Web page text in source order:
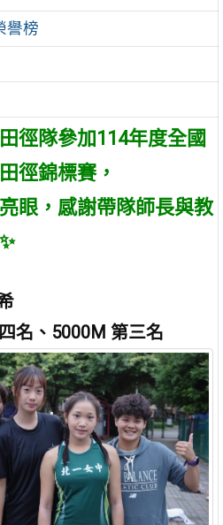
譽榜
徑隊參加114年度全國
徑錦標賽，
眼，感謝帶隊師長與教
名、5000M 第三名